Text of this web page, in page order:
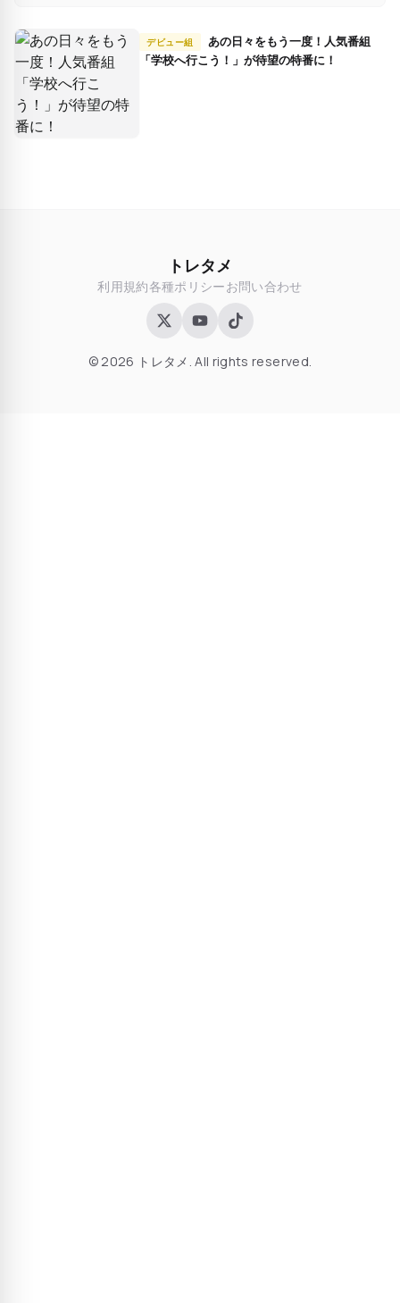
デビュー組
「学校へ行こう！」が待望の特番に！
トレタメ
利用規約各種ポリシーお問い合わせ
© 2026 トレタメ. All rights reserved.